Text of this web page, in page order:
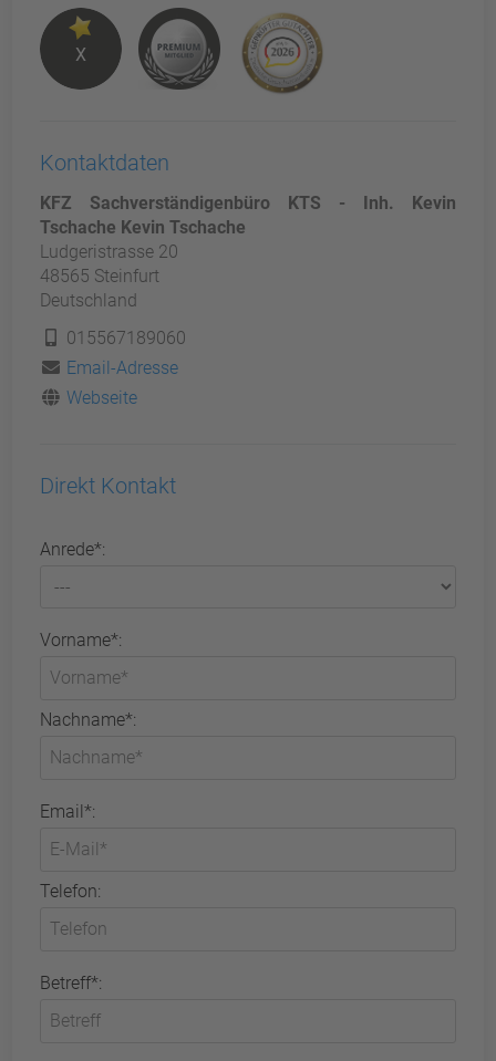
X
Kontaktdaten
KFZ Sachverständigenbüro KTS - Inh. Kevin
Tschache Kevin Tschache
Ludgeristrasse 20
48565 Steinfurt
Deutschland
015567189060
Email-Adresse
Webseite
Direkt Kontakt
Anrede*:
Vorname*:
Nachname*:
Email*:
Telefon:
Betreff*: